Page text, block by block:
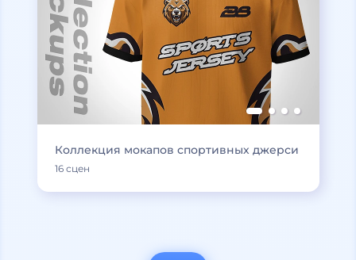
Коллекция мокапов спортивных джерси
16 сцен